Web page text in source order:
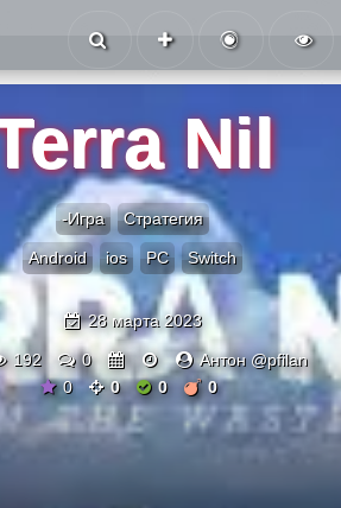
Nil
-Игра Стратегия
Android ios PC Switch
28 марта 2023
192 0
Антон @pfilan
0
0 0 0